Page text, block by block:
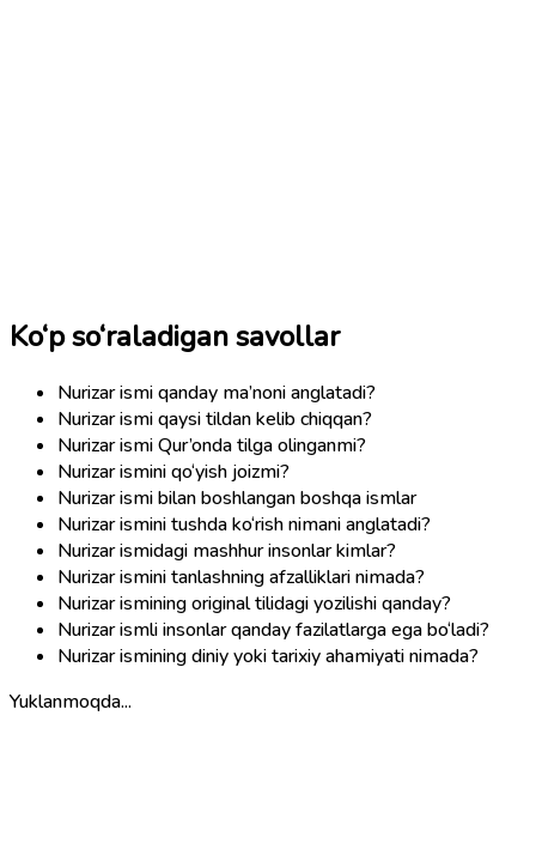
Ko‘p so‘raladigan savollar
Nurizar ismi qanday ma’noni anglatadi?
Nurizar ismi qaysi tildan kelib chiqqan?
Nurizar ismi Qur’onda tilga olinganmi?
Nurizar ismini qo‘yish joizmi?
Nurizar ismi bilan boshlangan boshqa ismlar
Nurizar ismini tushda ko‘rish nimani anglatadi?
Nurizar ismidagi mashhur insonlar kimlar?
Nurizar ismini tanlashning afzalliklari nimada?
Nurizar ismining original tilidagi yozilishi qanday?
Nurizar ismli insonlar qanday fazilatlarga ega bo‘ladi?
Nurizar ismining diniy yoki tarixiy ahamiyati nimada?
Yuklanmoqda...